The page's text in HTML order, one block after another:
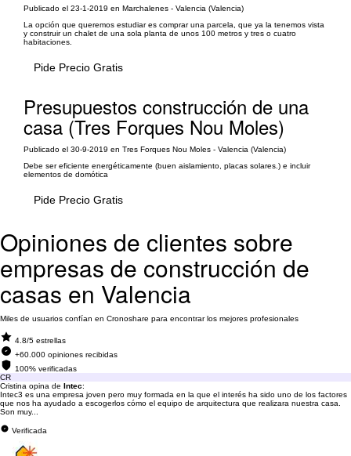
Publicado el 23-1-2019 en Marchalenes - Valencia (Valencia)
La opción que queremos estudiar es comprar una parcela, que ya la tenemos vista
y construir un chalet de una sola planta de unos 100 metros y tres o cuatro
habitaciones.
Pide Precio Gratis
Presupuestos construcción de una
casa (Tres Forques Nou Moles)
Publicado el 30-9-2019 en Tres Forques Nou Moles - Valencia (Valencia)
Debe ser eficiente energéticamente (buen aislamiento, placas solares.) e incluir
elementos de domótica
Pide Precio Gratis
Opiniones de clientes sobre
empresas de construcción de
casas en Valencia
Miles de usuarios confían en Cronoshare para encontrar los mejores profesionales
4.8/5 estrellas
+60.000 opiniones recibidas
100% verificadas
CR
Cristina opina de Intec:
Intec3 es una empresa joven pero muy formada en la que el interés ha sido uno de los factores
que nos ha ayudado a escogerlos cómo el equipo de arquitectura que realizara nuestra casa.
Son muy...
Verificada